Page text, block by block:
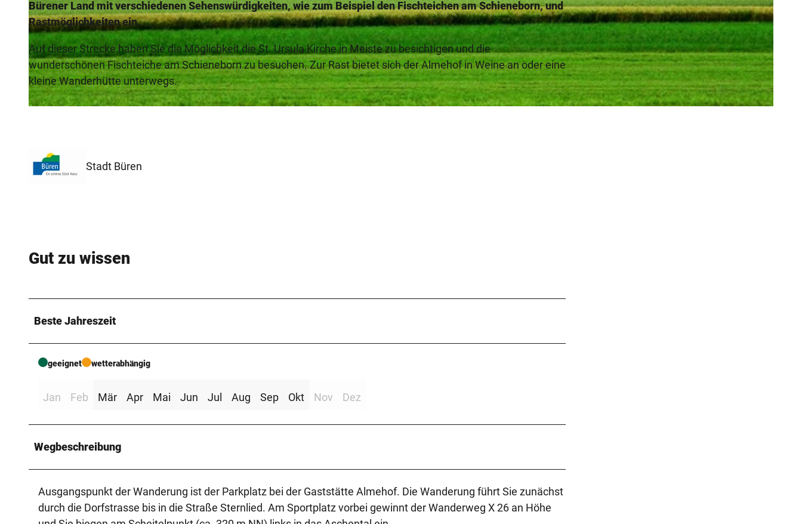
Bürener Land mit verschiedenen Sehenswürdigkeiten, wie zum Beispiel den Fischteichen am Schieneborn, und
Rastmöglichkeiten ein.
Auf dieser Strecke haben Sie die Möglichkeit die St. Ursula Kirche in Meiste zu besichtigen und die
wunderschönen Fischteiche am Schieneborn zu besuchen. Zur Rast bietet sich der Almehof in Weine an oder eine
kleine Wanderhütte unterwegs.
Stadt Büren
Gut zu wissen
Beste Jahreszeit
geeignet wetterabhängig
Jan Feb Mär Apr Mai Jun Jul Aug Sep Okt Nov Dez
Wegbeschreibung
Ausgangspunkt der Wanderung ist der Parkplatz bei der Gaststätte Almehof. Die Wanderung führt Sie zunächst
durch die Dorfstrasse bis in die Straße Sternlied. Am Sportplatz vorbei gewinnt der Wanderweg X 26 an Höhe